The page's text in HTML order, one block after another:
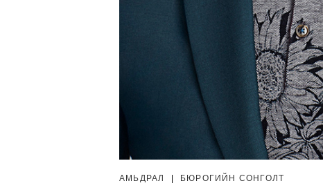
АМЬДРАЛ БЮРОГИЙН СОНГОЛТ